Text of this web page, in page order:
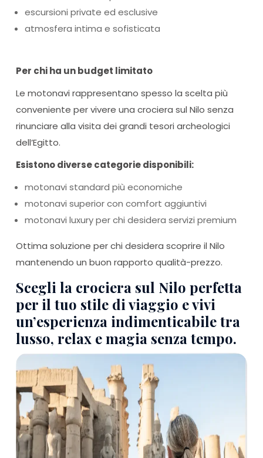
escursioni private ed esclusive
atmosfera intima e sofisticata
Per chi ha un budget limitato
Le motonavi rappresentano spesso la scelta più
conveniente per vivere una crociera sul Nilo senza
rinunciare alla visita dei grandi tesori archeologici
dell’Egitto.
Esistono diverse categorie disponibili:
motonavi standard più economiche
motonavi superior con comfort aggiuntivi
motonavi luxury per chi desidera servizi premium
Ottima soluzione per chi desidera scoprire il Nilo
mantenendo un buon rapporto qualità-prezzo.
Scegli la crociera sul Nilo perfetta
per il tuo stile di viaggio e vivi
un’esperienza indimenticabile tra
lusso, relax e magia senza tempo.